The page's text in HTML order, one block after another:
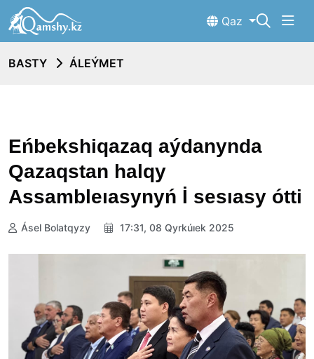
Qaz
BASTY ÁLEÝMET
Eńbekshiqazaq aýdanynda
Qazaqstan halqy
Assambleıasynyń İ sesıasy ótti
Ásel Bolatqyzy 17:31, 08 Qyrkúıek 2025